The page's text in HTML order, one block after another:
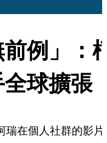
前例」：
球擴張
瑞在個人社群的影片